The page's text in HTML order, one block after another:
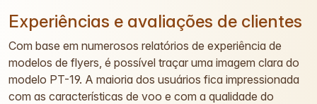
Experiências e avaliações de clientes
Com base em numerosos relatórios de experiência de
modelos de flyers, é possível traçar uma imagem clara do
modelo PT-19. A maioria dos usuários fica impressionada
com as características de voo e com a qualidade do